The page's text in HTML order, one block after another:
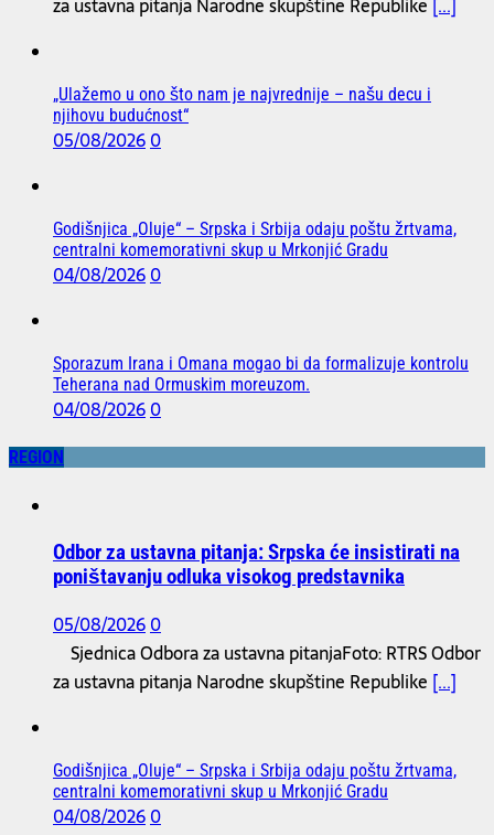
„Ulažemo u ono što nam je najvrednije – našu decu i
njihovu budućnost“
05/08/20260
Godišnjica „Oluje“ – Srpska i Srbija odaju poštu žrtvama,
centralni komemorativni skup u Mrkonjić Gradu
04/08/20260
Sporazum Irana i Omana mogao bi da formalizuje kontrolu
Teherana nad Ormuskim moreuzom.
04/08/20260
REGION
Odbor za ustavna pitanja: Srpska će insistirati na
poništavanju odluka visokog predstavnika
05/08/20260
Sjednica Odbora za ustavna pitanjaFoto: RTRS Odbor
za ustavna pitanja Narodne skupštine Republike [...]
Godišnjica „Oluje“ – Srpska i Srbija odaju poštu žrtvama,
centralni komemorativni skup u Mrkonjić Gradu
04/08/20260